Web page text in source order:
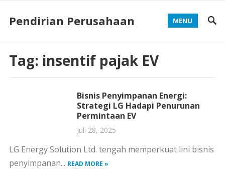
Pendirian Perusahaan MENU
Tag: insentif pajak EV
Bisnis Penyimpanan Energi:
Strategi LG Hadapi Penurunan
Permintaan EV
Juli 28, 2025
LG Energy Solution Ltd. tengah memperkuat lini bisnis
penyimpanan... READ MORE »